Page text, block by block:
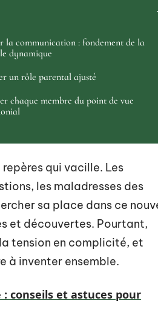
la communication : fondement de la
dynamique
un rôle parental ajusté
chaque membre du point de vue
qui vacille. Les
les maladresses des
sa place dans ce
et découvertes. Pourtant,
tension en complicité, et
à inventer ensemble.
conseils et astuces pour